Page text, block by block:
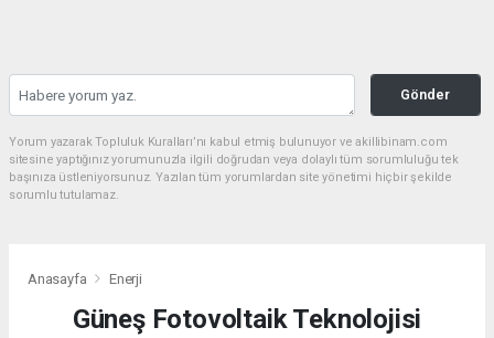
Gönder
Yorum yazarak Topluluk Kuralları’nı kabul etmiş bulunuyor ve akillibinam.com
sitesine yaptığınız yorumunuzla ilgili doğrudan veya dolaylı tüm sorumluluğu tek
başınıza üstleniyorsunuz. Yazılan tüm yorumlardan site yönetimi hiçbir şekilde
sorumlu tutulamaz.
Anasayfa Enerji
Güneş Fotovoltaik Teknolojisi